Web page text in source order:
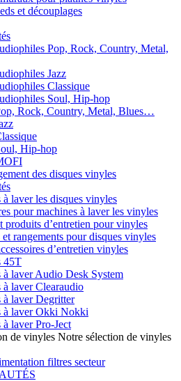
et découplages
Pop, Rock, Country, Metal,
Jazz
Classique
Soul, Hip-hop
Rock, Country, Metal, Blues…
Hip-hop
des disques vinyles
à laver les disques vinyles
pour machines à laver les vinyles
produits d’entretien pour vinyles
et rangements pour disques vinyles
d’entretien vinyles
45T
à laver Audio Desk System
à laver Clearaudio
à laver Degritter
à laver Okki Nokki
laver Pro-Ject
Notre sélection de vinyles
filtres secteur